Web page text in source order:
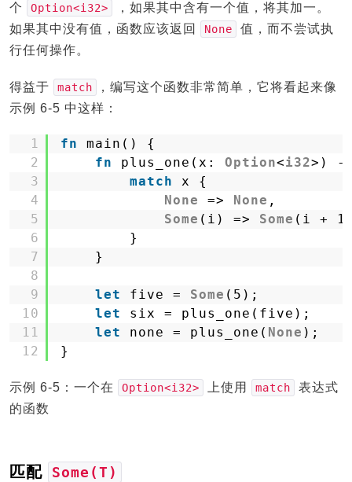
个
Option<i32>
，如果其中含有一个值，将其加一。
如果其中没有值，函数应该返回
None
值，而不尝试执
行任何操作。
得益于 match
，编写这个函数非常简单，它将看起来像
示例 6-5 中这样：
1
2
3
4
5
6
7
8
9
10
11
12
fn
main() {
fn
plus_one(x: Option<i32>) -
match
x {
None
=> None ,
Some (i) => Some (i +
}
}
let five = Some (5);
let
six = plus_one(five);
let
none = plus_one( None );
}
示例 6-5：一个在 Option<i32> 上使用 match
表达式
的函数
匹配 Some(T)